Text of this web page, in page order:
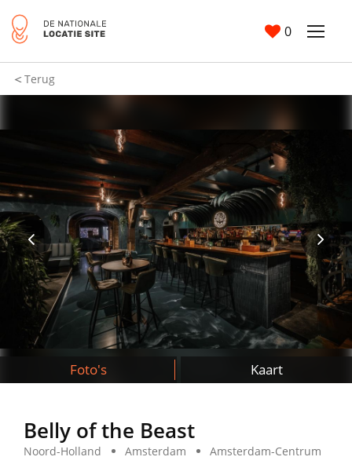
0
Terug
Foto's Kaart
Belly of the Beast
Noord-Holland Amsterdam Amsterdam-Centrum